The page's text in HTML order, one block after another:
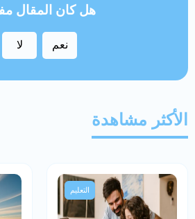
هل كان المقال
نعم لا
الأكثر مشاهدة
التعليم